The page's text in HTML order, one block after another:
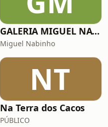
GALERIA MIGUEL NABINHO - QUE PAÍS É ESTE / SEM TÍTULO
Miguel Nabinho
NT
Na Terra dos Cacos
PÚBLICO